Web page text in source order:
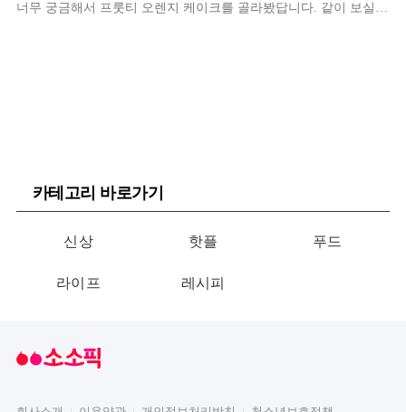
너무 궁금해서 프룻티 오렌지 케이크를 골라봤답니다. 같이 보실까
카테고리 바로가기
신상 핫플 푸드
라이프 레시피